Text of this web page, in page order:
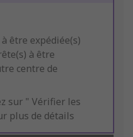
être expédiée(s)
à être
centre de
sur " Vérifier les
plus de détails